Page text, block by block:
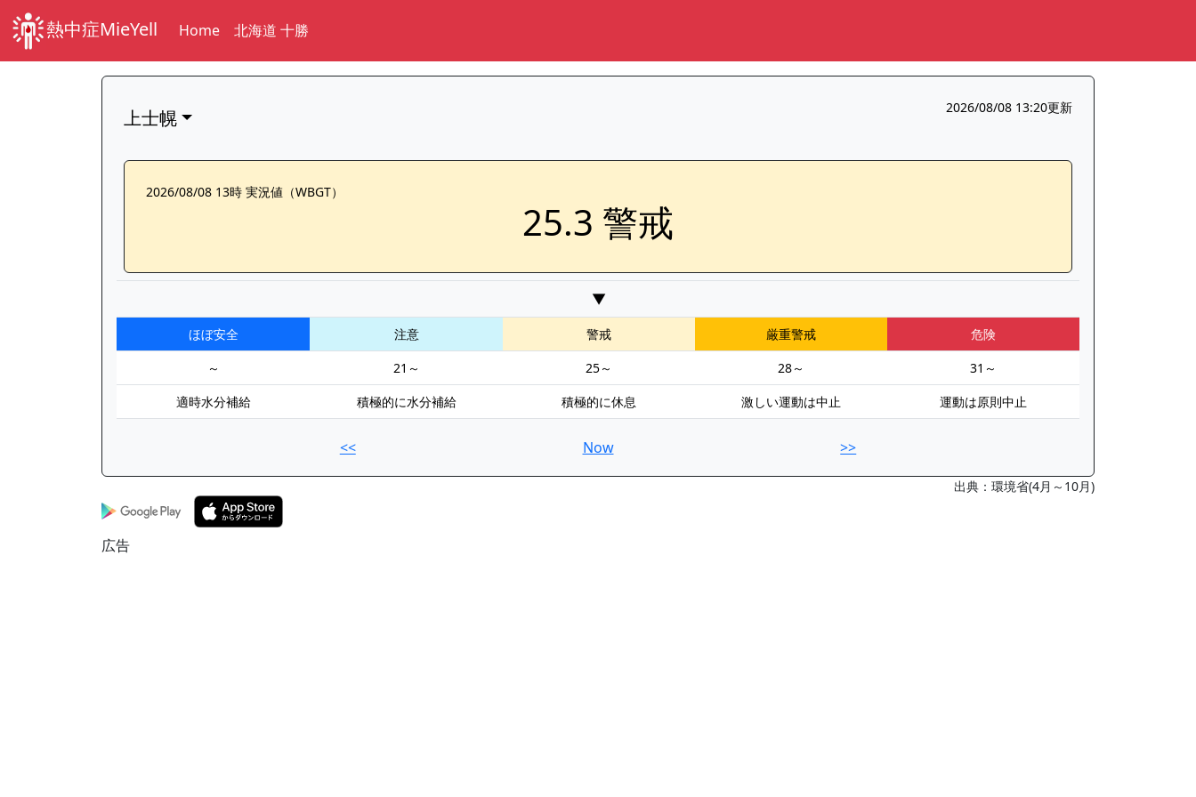
熱中症MieYell Home 北海道 十勝
上士幌 2026/08/08 13:20更新
2026/08/08 13時 実況値（WBGT）
25.3 警戒
▼
ほぼ安全 注意 警戒 厳重警戒
危険
～
21～ 25～ 28～
31～
適時水分補給
積極的に水分補給 積極的に休息 激しい運動は中止 運動は原則中止
<< Now >>
出典：環境省(4月～10月)
広告